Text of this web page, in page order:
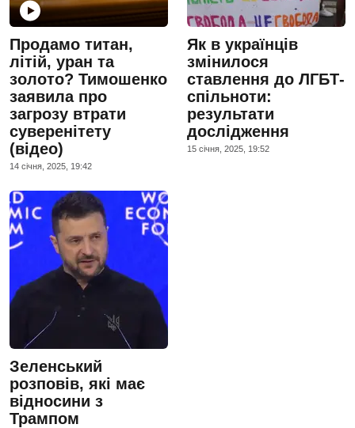
Продамо титан,
літій, уран та
золото? Тимошенко
заявила про
загрозу втрати
суверенітету
(відео)
14 сiчня, 2025, 19:42
Як в українців
змінилося
ставлення до ЛГБТ-
спільноти:
результати
дослідження
15 сiчня, 2025, 19:52
Зеленський
розповів, які має
відносини з
Трампом